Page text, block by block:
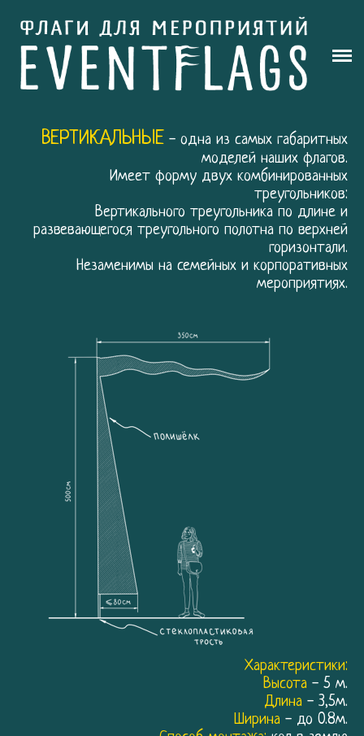
РЕКЛАМНЫЕ ФЛАГИ
АРТ ФЛАГИ
ВЕРТИКАЛЬНЫЕ - одна из самых габаритных
моделей наших флагов.
Имеет форму двух комбинированных
треугольников:
Вертикального треугольника по длине и
развевающегося треугольного полотна по верхней
горизонтали.
Незаменимы на семейных и корпоративных
мероприятиях.
Характеристики:
Высота - 5 м.
Длина - 3,5м.
Ширина - до 0.8м.